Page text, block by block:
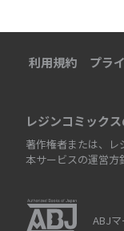
利用規約 プラ
レジンコミック
著作権者または、レ
本サービスの運営方
ABJ